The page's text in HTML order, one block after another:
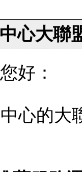
心大聯
好：
心的大